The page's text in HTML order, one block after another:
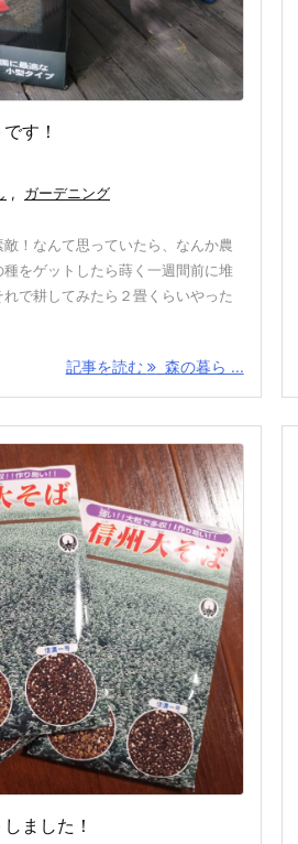
す！
, ガーデニング
！なんて思っていたら、なんか農
をゲットしたら蒔く一週間前に堆
で耕してみたら２畳くらいやった
記事を読む 森の暮ら ...
ました！